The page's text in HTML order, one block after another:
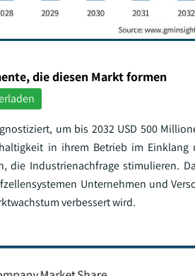
die diesen Markt formen
um bis 2032 USD 500
in ihrem Betrieb im Einklang
die Industrienachfrage stimulieren.
Unternehmen und
verbessert wird.